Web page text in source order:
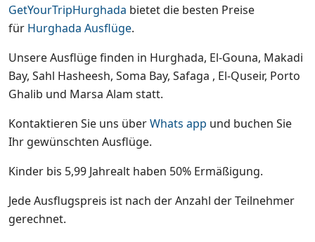
GetYourTripHurghada bietet die besten Preise
für Hurghada Ausflüge.
Unsere Ausflüge finden in Hurghada, El-Gouna, Makadi
Bay, Sahl Hasheesh, Soma Bay, Safaga , El-Quseir, Porto
Ghalib und Marsa Alam statt.
Kontaktieren Sie uns überWhats app und buchen Sie
Ihr gewünschten Ausflüge.
Kinder bis 5,99 Jahrealt haben 50% Ermäßigung.
Jede Ausflugspreis ist nach der Anzahl der Teilnehmer
gerechnet.